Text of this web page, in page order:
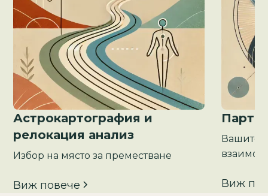
Астрокартография и
релокация анализ
Избор на място за преместване
Виж повече
Вашите
Виж